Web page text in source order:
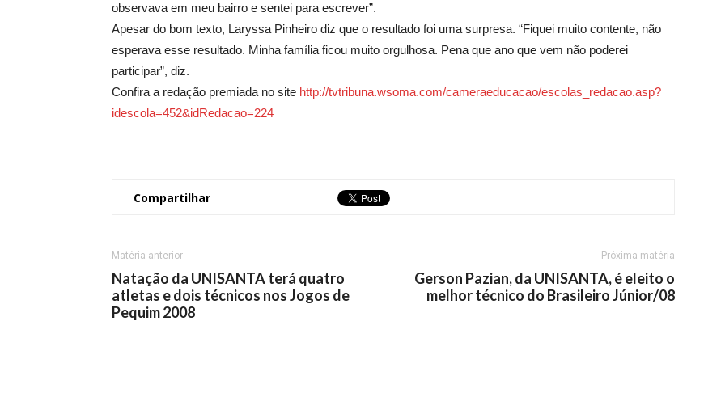
observava em meu bairro e sentei para escrever”.
Apesar do bom texto, Laryssa Pinheiro diz que o resultado foi uma surpresa. “Fiquei muito contente, não
esperava esse resultado. Minha família ficou muito orgulhosa. Pena que ano que vem não poderei
participar”, diz.
Confira a redação premiada no site http://tvtribuna.wsoma.com/cameraeducacao/escolas_redacao.asp?
idescola=452&idRedacao=224
Compartilhar
Matéria anterior
Natação da UNISANTA terá quatro
atletas e dois técnicos nos Jogos de
Pequim 2008
Próxima matéria
Gerson Pazian, da UNISANTA, é eleito o
melhor técnico do Brasileiro Júnior/08